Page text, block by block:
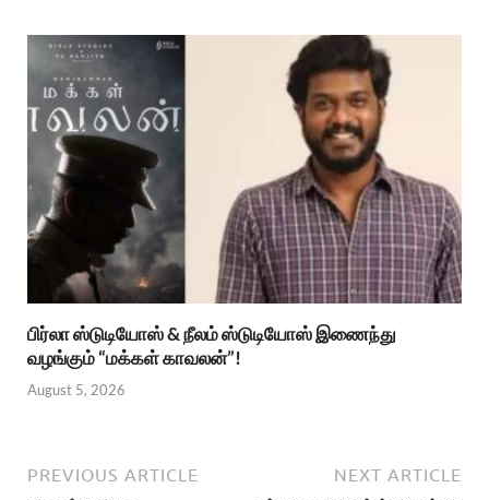
பிர்லா ஸ்டுடியோஸ் & நீலம் ஸ்டுடியோஸ் இணைந்து
வழங்கும் “மக்கள் காவலன்”!
August 5, 2026
PREVIOUS ARTICLE NEXT ARTICLE